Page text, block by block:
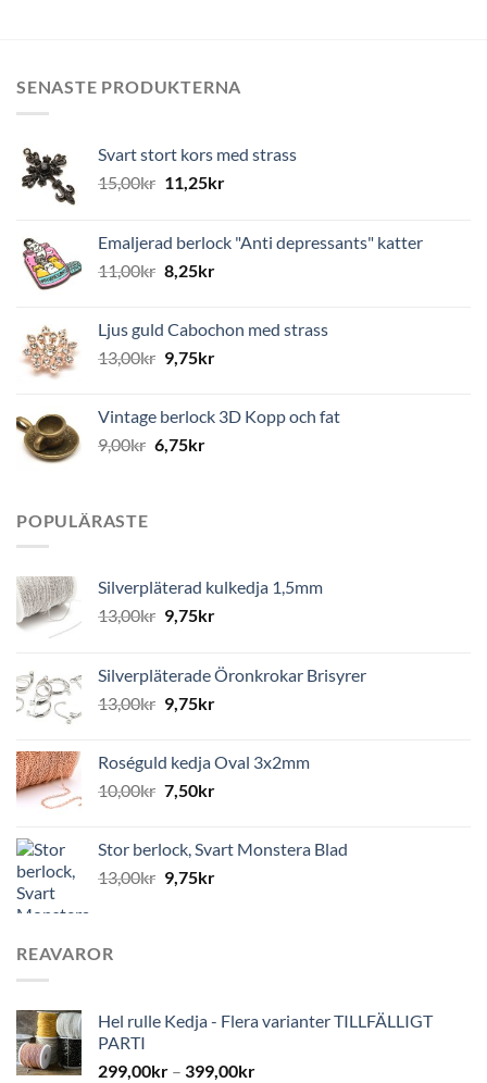
SENASTE PRODUKTERNA
Svart stort kors med strass
15,00kr 11,25kr
Emaljerad berlock "Anti depressants" katter
11,00kr 8,25kr
Ljus guld Cabochon med strass
13,00kr 9,75kr
Vintage berlock 3D Kopp och fat
9,00kr 6,75kr
POPULÄRASTE
Silverpläterad kulkedja 1,5mm
13,00kr 9,75kr
Silverpläterade Öronkrokar Brisyrer
13,00kr 9,75kr
Roséguld kedja Oval 3x2mm
10,00kr 7,50kr
Stor berlock, Svart Monstera Blad
13,00kr 9,75kr
REAVAROR
Hel rulle Kedja - Flera varianter TILLFÄLLIGT
PARTI
299,00kr – 399,00kr